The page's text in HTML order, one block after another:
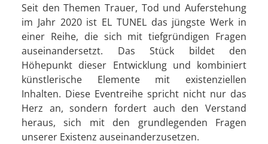
Seit den Themen Trauer, Tod und Auferstehung
im Jahr 2020 ist EL TUNEL das jüngste Werk in
einer Reihe, die sich mit tiefgründigen Fragen
auseinandersetzt. Das Stück bildet den
Höhepunkt dieser Entwicklung und kombiniert
künstlerische Elemente mit existenziellen
Inhalten. Diese Eventreihe spricht nicht nur das
Herz an, sondern fordert auch den Verstand
heraus, sich mit den grundlegenden Fragen
unserer Existenz auseinanderzusetzen.